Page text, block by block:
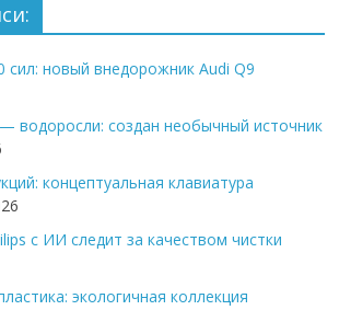
сил: новый внедорожник Audi Q9
водоросли: создан необычный источник
концептуальная клавиатура
с ИИ следит за качеством чистки
экологичная коллекция